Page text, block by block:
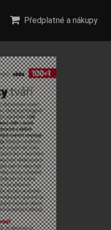
Předplatné a nákupy